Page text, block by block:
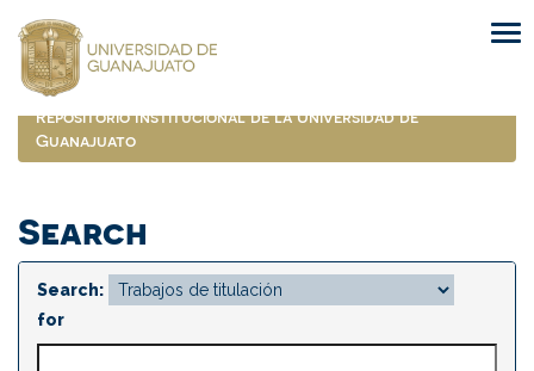
navigation
Repositorio Institucional de la Universidad de
Guanajuato
Search
Search:
for